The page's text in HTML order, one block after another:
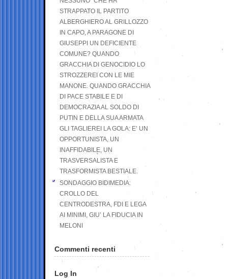
STRAPPATO IL PARTITO
ALBERGHIERO AL GRILLOZZO
IN CAPO, A PARAGONE DI
GIUSEPPI UN DEFICIENTE
COMUNE? QUANDO
GRACCHIA DI GENOCIDIO LO
STROZZEREI CON LE MIE
MANONE. QUANDO GRACCHIA
DI PACE STABILE E DI
DEMOCRAZIA AL SOLDO DI
PUTIN E DELLA SUA ARMATA
GLI TAGLIEREI LA GOLA: E’ UN
OPPORTUNISTA, UN
INAFFIDABILE, UN
TRASVERSALISTA E
TRASFORMISTA BESTIALE.
SONDAGGIO BIDIMEDIA:
CROLLO DEL
CENTRODESTRA, FDI E LEGA
AI MINIMI, GIU’ LA FIDUCIA IN
MELONI
Commenti recenti
Log In